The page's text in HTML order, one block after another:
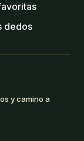
dedos
y camino a